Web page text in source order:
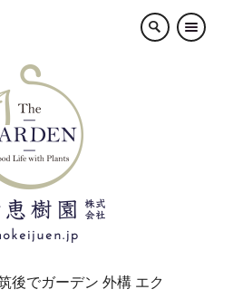
×
後でガーデン 外構 エク